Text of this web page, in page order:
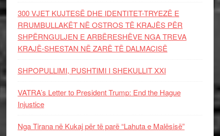
300 VJET KUJTESË DHE IDENTITET-TRYEZË E
RRUMBULLAKËT NË OSTROS TË KRAJËS PËR
SHPËRNGULJEN E ARBËRESHËVE NGA TREVA
KRAJË-SHESTAN NË ZARË TË DALMACISË
SHPOPULLIMI, PUSHTIMI I SHEKULLIT XXI
VATRA’s Letter to President Trump: End the Hague
Injustice
Nga Tirana në Kukaj për të parë “Lahuta e Malësisë”